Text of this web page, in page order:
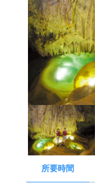
所要時間